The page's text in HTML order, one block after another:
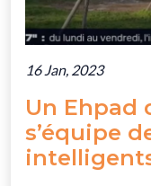
16 Jan, 2023
Un Ehpad
s’équipe